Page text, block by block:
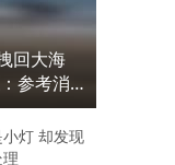
回大海
参考消
灯 却发现